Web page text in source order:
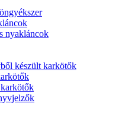
nyakláncok
készült karkötők